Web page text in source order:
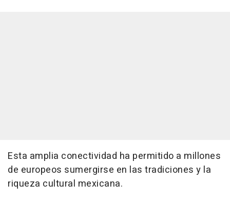
Esta amplia conectividad ha permitido a millones
de europeos sumergirse en las tradiciones y la
riqueza cultural mexicana.